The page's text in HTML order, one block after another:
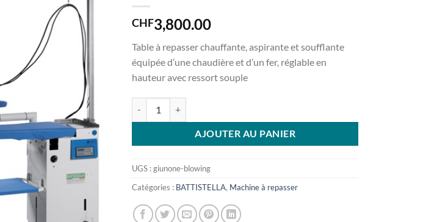
CHF3,800.00
Table à repasser chauffante, aspirante et soufflante
équipée d’une chaudière et d’un fer, réglable en
hauteur avec ressort souple
AJOUTER AU PANIER
UGS :giunone-blowing
Catégories : BATTISTELLA, Machine à repasser